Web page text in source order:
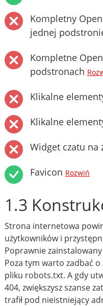
Kompletny
jednej
Kompletne
podstronach
Klikalne
Klikalne
Widget czatu na
Favicon Rozwiń
1.3
Strona internetowa
użytkowników i
Poprawnie
Poza tym warto zadbać
pliku robots.txt. A gdy
404, zwiększysz szanse
trafił pod nieistniejący